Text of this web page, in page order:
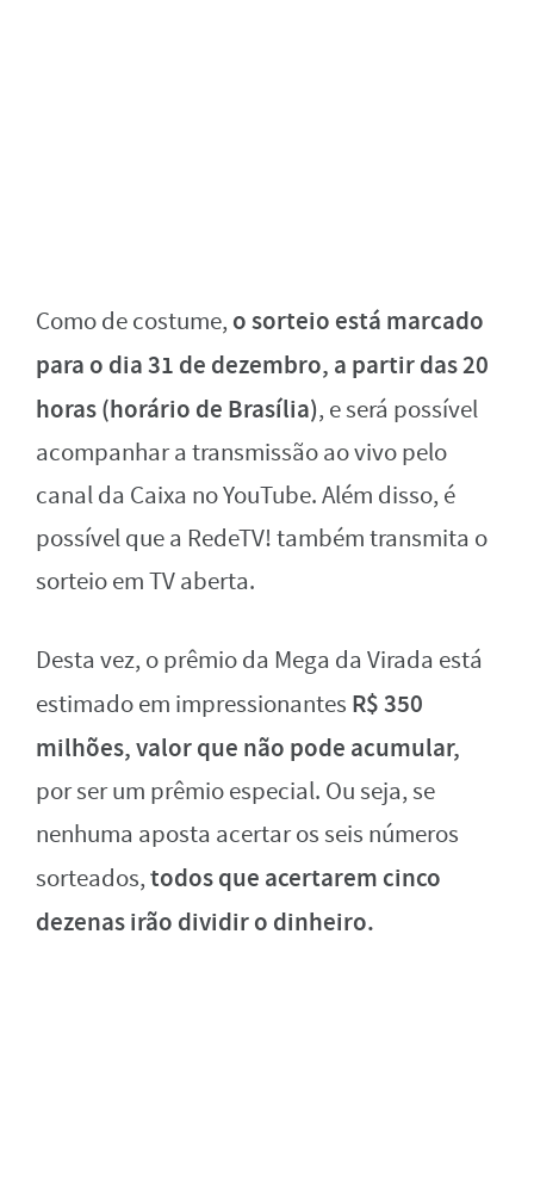
Como de costume, o sorteio está marcado
para o dia 31 de dezembro, a partir das 20
horas (horário de Brasília), e será possível
acompanhar a transmissão ao vivo pelo
canal da Caixa no YouTube. Além disso, é
possível que a RedeTV! também transmita o
sorteio em TV aberta.
Desta vez, o prêmio da Mega da Virada está
estimado em impressionantes R$ 350
milhões, valor que não pode acumular,
por ser um prêmio especial. Ou seja, se
nenhuma aposta acertar os seis números
sorteados,todos que acertarem cinco
dezenas irão dividir o dinheiro.